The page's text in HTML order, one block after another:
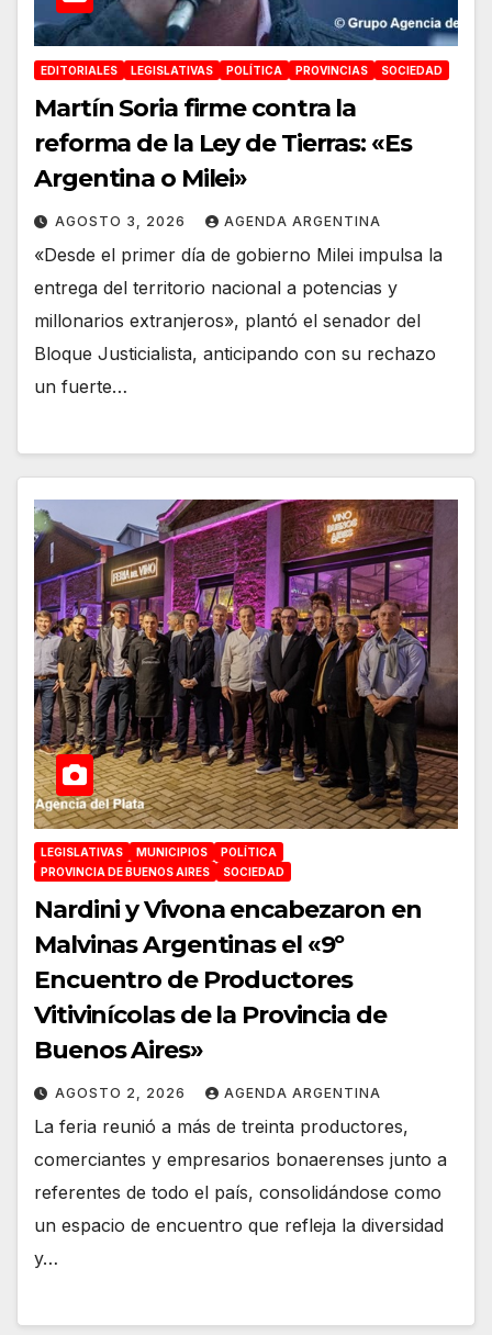
EDITORIALES LEGISLATIVAS POLÍTICA PROVINCIAS SOCIEDAD
Martín Soria firme contra la
reforma de la Ley de Tierras: «Es
Argentina o Milei»
AGOSTO 3, 2026 AGENDA ARGENTINA
«Desde el primer día de gobierno Milei impulsa la
entrega del territorio nacional a potencias y
millonarios extranjeros», plantó el senador del
Bloque Justicialista, anticipando con su rechazo
un fuerte…
LEGISLATIVAS MUNICIPIOS
POLÍTICA
PROVINCIA DE BUENOS AIRES
SOCIEDAD
Nardini y Vivona encabezaron en
Malvinas Argentinas el «9º
Encuentro de Productores
Vitivinícolas de la Provincia de
Buenos Aires»
AGOSTO 2, 2026 AGENDA ARGENTINA
La feria reunió a más de treinta productores,
comerciantes y empresarios bonaerenses junto a
referentes de todo el país, consolidándose como
un espacio de encuentro que refleja la diversidad
y…